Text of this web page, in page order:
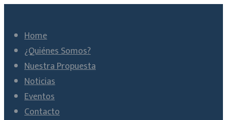
Home
¿Quiénes Somos?
Nuestra Propuesta
Noticias
Eventos
Contacto